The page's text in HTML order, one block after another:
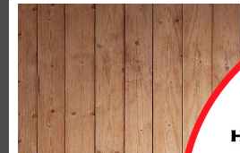
• Модуль Юнга, ГПа, не менее
• Ударная вязкость, кДж/м,
• Теплопроводность Вт/м∙К,
• Коэффициент
0,1.
Приобретая товар от
производителей, покупатель